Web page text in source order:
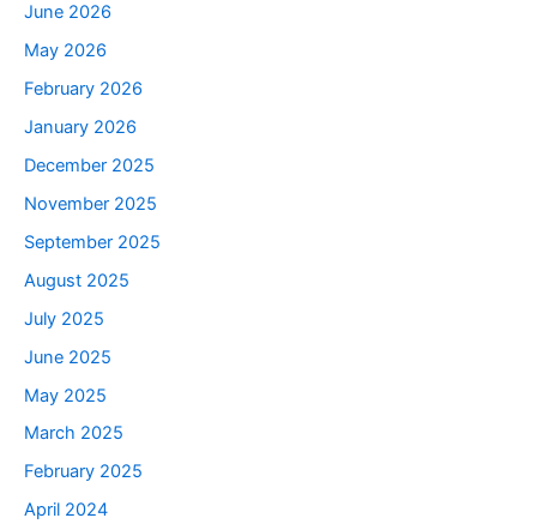
June 2026
May 2026
February 2026
January 2026
December 2025
November 2025
September 2025
August 2025
July 2025
June 2025
May 2025
March 2025
February 2025
April 2024